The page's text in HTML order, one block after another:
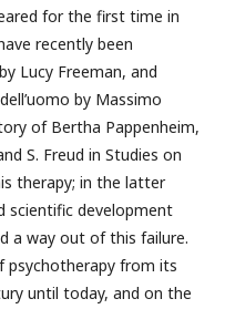
for the first time in
recently been
Lucy Freeman, and
by Massimo
of Bertha Pappenheim,
S. Freud in Studies on
therapy; in the latter
scientific development
a way out of this failure.
psychotherapy from its
until today, and on the